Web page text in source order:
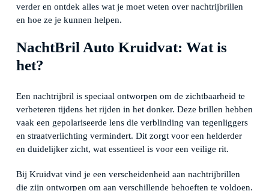
verder en ontdek alles wat je moet weten over nachtrijbrillen
en hoe ze je kunnen helpen.
NachtBril Auto Kruidvat: Wat is
het?
Een nachtrijbril is speciaal ontworpen om de zichtbaarheid te
verbeteren tijdens het rijden in het donker. Deze brillen hebben
vaak een gepolariseerde lens die verblinding van tegenliggers
en straatverlichting vermindert. Dit zorgt voor een helderder
en duidelijker zicht, wat essentieel is voor een veilige rit.
Bij Kruidvat vind je een verscheidenheid aan nachtrijbrillen
die zijn ontworpen om aan verschillende behoeften te voldoen.